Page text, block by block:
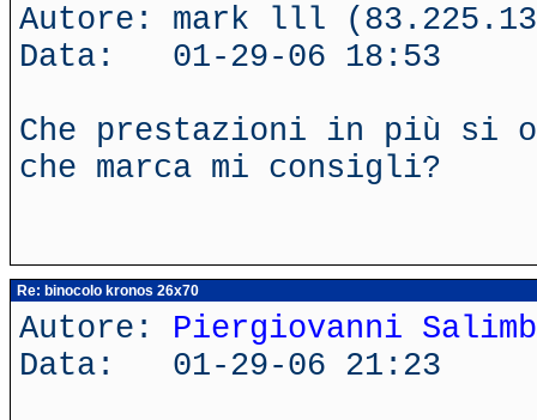
Autore: mark lll
Data: 01-29-06 18:53
Che prestazioni in più si
che marca mi consigli?
Re: binocolo kronos 26x70
Autore: Piergiovanni
Data: 01-29-06 21:23